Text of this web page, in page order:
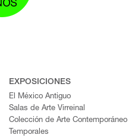
EXPOSICIONES
El México Antiguo
Salas de Arte Virreinal
Colección de Arte Contemporáneo
Temporales